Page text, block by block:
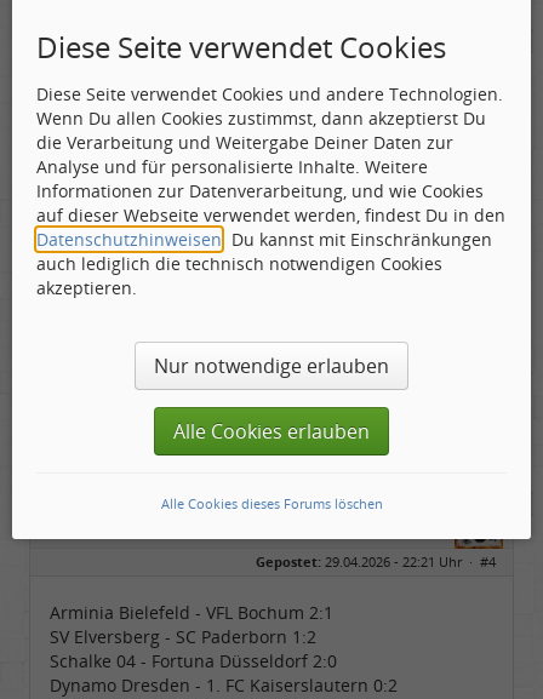
Geschlecht:
keine Angabe
Herkunft:
Dortmund
Beiträge:
498
Dabei seit:
10 / 2006
Gepostet: 28.04.2026 - 06:53 Uhr ·
Arminia Bielefeld - VFL Bochum 2:1
SV Elversberg - SC Paderborn 3:1
Schalke 04 - Fortuna Düsseldorf 3:0
Dynamo Dresden - 1. FC Kaiserslautern 2:1
SpVgg GreuterFürth - 1. FC Nürnberg 1:1
1. FC Magdeburg - Hertha BSC Berlin 1:2
Karlsruher SC - Darmstadt 98 0:1
Hannover 96 - Preußen Münster 1:1
Holstein Kiel - Eintracht Braunschweig 1:2
The summer seems longer
Rain am Lech (Bayern)
Beiträge:
6540
Dabei seit:
05 / 2006
Gepostet: 29.04.2026 - 22:21 Uhr · #4
Arminia Bielefeld - VFL Bochum 2:1
SV Elversberg - SC Paderborn 1:2
Schalke 04 - Fortuna Düsseldorf 2:0
Dynamo Dresden - 1. FC Kaiserslautern 0:2
Diese Seite verwendet Cookies
Diese Seite verwendet Cookies und andere Technologien.
Wenn Du allen Cookies zustimmst, dann akzeptierst Du
die Verarbeitung und Weitergabe Deiner Daten zur
Analyse und für personalisierte Inhalte. Weitere
Informationen zur Datenverarbeitung, und wie Cookies
auf dieser Webseite verwendet werden, findest Du in den
Datenschutzhinweisen . Du kannst mit Einschränkungen
auch lediglich die technisch notwendigen Cookies
akzeptieren.
Nur notwendige erlauben
Alle Cookies erlauben
Alle Cookies dieses Forums löschen